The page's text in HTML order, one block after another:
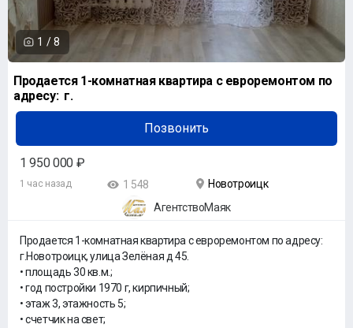
1 / 8
Продается 1-комнатная квартира с евроремонтом по
адресу: г.
Позвонить
1 950 000 ₽
1 час назад 1 548
Новотроицк
АгентствоМаяк
Продается 1-комнатная квартира с евроремонтом по адресу:
г.Новотроицк, улица Зелёная д 45.
• площадь 30 кв.м.;
• год постройки 1970 г, кирпичный;
• этаж 3, этажность 5;
• счетчик на свет;